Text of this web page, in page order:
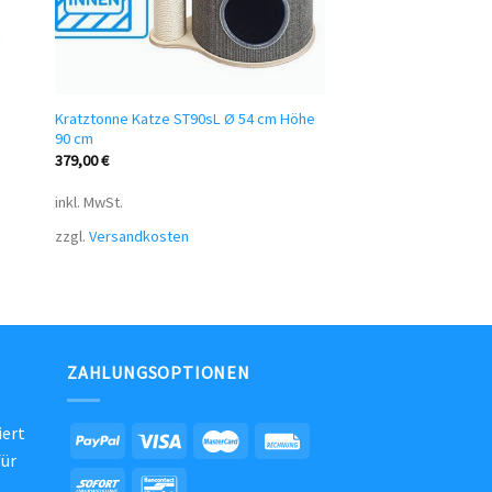
Kratztonne Katze ST90sL Ø 54 cm Höhe
90 cm
379,00€
inkl. MwSt.
zzgl. Versandkosten
ZAHLUNGSOPTIONEN